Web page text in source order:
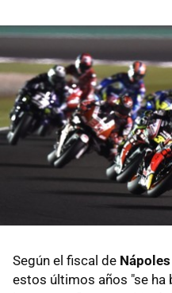
Según el fiscal de Nápoles
estos últimos años "se ha